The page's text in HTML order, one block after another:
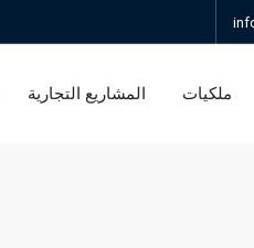
ملكيات المشاريع التجارية